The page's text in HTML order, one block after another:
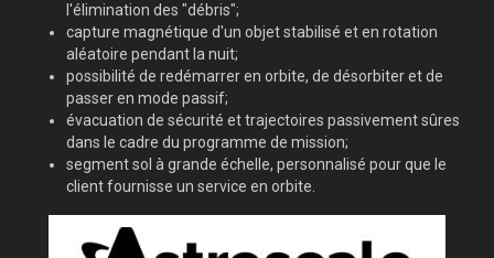
l'élimination des "débris";
capture magnétique d'un objet stabilisé et en rotation
aléatoire pendant la nuit;
possibilité de redémarrer en orbite, de désorbiter et de
passer en mode passif;
évacuation de sécurité et trajectoires passivement sûres
dans le cadre du programme de mission;
segment sol à grande échelle, personnalisé pour que le
client fournisse un service en orbite.